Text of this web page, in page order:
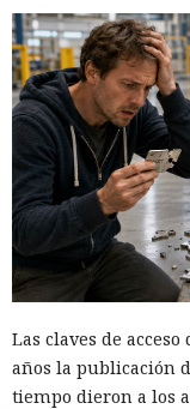
Las claves de
años la publicación
tiempo dieron a los